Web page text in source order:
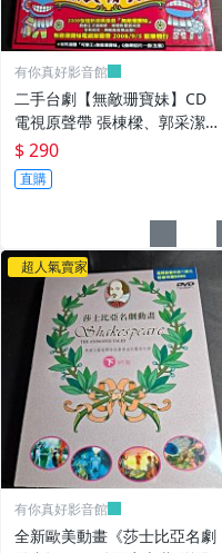
有你真好影音館
二手台劇【無敵珊寶妹】CD
電視原聲帶 張棟樑、郭采潔、
大師兄黃一飛、梁赫群、陳漢
典、大炳
$ 290
直購
超人氣賣家
有你真好影音館
全新歐美動畫《莎士比亞名劇